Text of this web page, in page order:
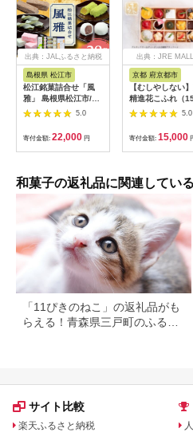
出典：JALふるさと納税
島根県 松江市
松江銘菓詰合せ「風
雅」 島根県松江市/有
限会社風流堂
5.0
寄付金額: 22,000 円
出典：JRE
さと
京都 府京都市
【むしやしない
精進花こふれ（15
入り）｜アレルギ
応スイーツ プテ
ール 人気スイーツ
一乗寺 グルテンフ
ー ヴィーガン ス
め 洋菓子 和菓子
ーツ ギフト プレ
ト お取り寄せ 通
料無料 ふるさと
5.0
寄付金額: 15,000
和菓子の返礼品に関連してい
「11ぴきのねこ」の返礼品がも
らえる！青森県三戸町のふるさ
サイト比較
楽天ふるさと納税